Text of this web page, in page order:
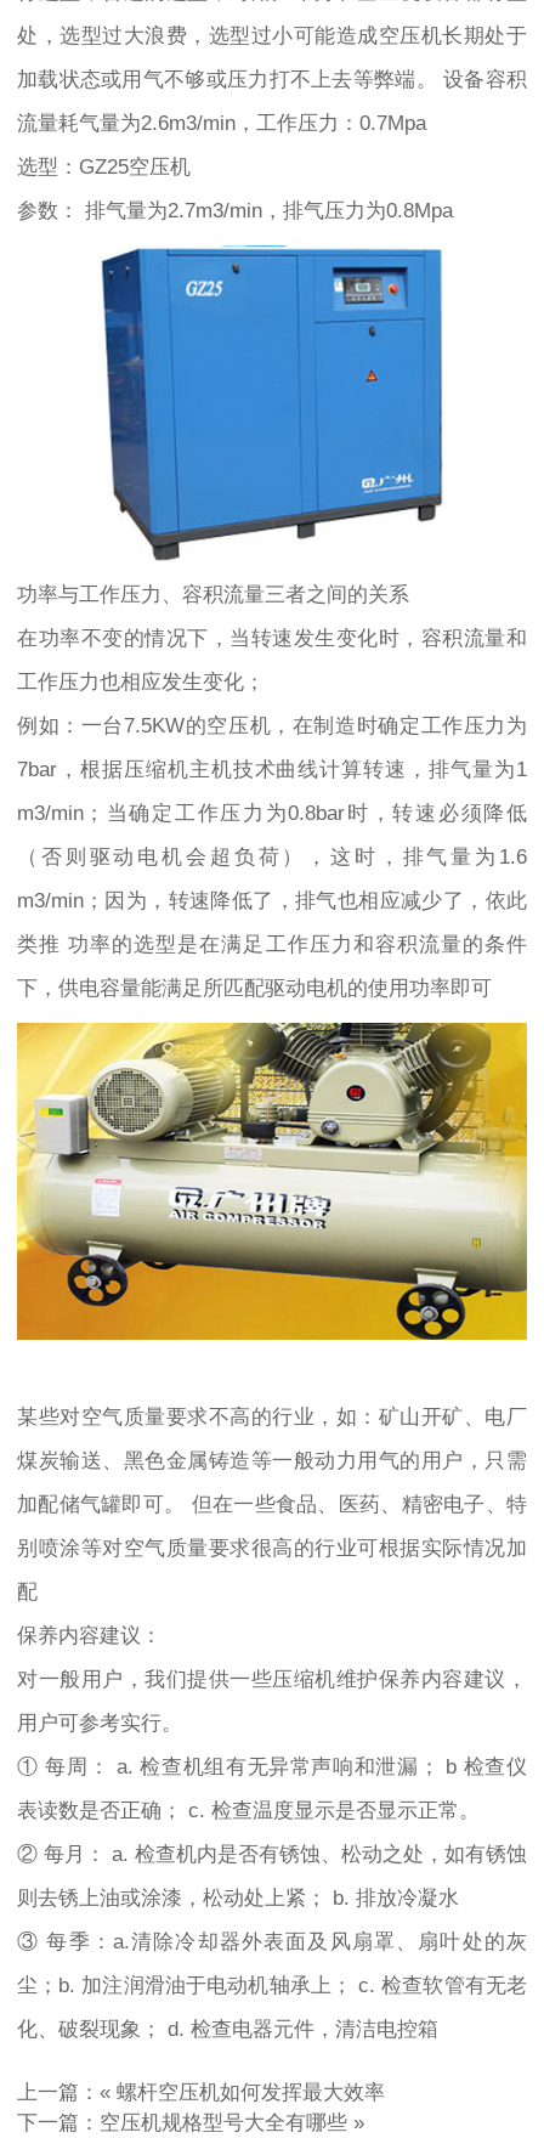
处，选型过大浪费，选型过小可能造成空压机长期处于
加载状态或用气不够或压力打不上去等弊端。 设备容积
流量耗气量为2.6m3/min，工作压力：0.7Mpa
选型：GZ25空压机
参数： 排气量为2.7m3/min，排气压力为0.8Mpa
功率与工作压力、容积流量三者之间的关系
在功率不变的情况下，当转速发生变化时，容积流量和
工作压力也相应发生变化；
例如：一台7.5KW的空压机，在制造时确定工作压力为
7bar，根据压缩机主机技术曲线计算转速，排气量为1
m3/min；当确定工作压力为0.8bar时，转速必须降低
（否则驱动电机会超负荷），这时，排气量为1.6
m3/min；因为，转速降低了，排气也相应减少了，依此
类推 功率的选型是在满足工作压力和容积流量的条件
下，供电容量能满足所匹配驱动电机的使用功率即可
某些对空气质量要求不高的行业，如：矿山开矿、电厂
煤炭输送、黑色金属铸造等一般动力用气的用户，只需
加配储气罐即可。 但在一些食品、医药、精密电子、特
别喷涂等对空气质量要求很高的行业可根据实际情况加
配
保养内容建议：
对一般用户，我们提供一些压缩机维护保养内容建议，
用户可参考实行。
① 每周： a. 检查机组有无异常声响和泄漏； b 检查仪
表读数是否正确； c. 检查温度显示是否显示正常。
② 每月： a. 检查机内是否有锈蚀、松动之处，如有锈蚀
则去锈上油或涂漆，松动处上紧； b. 排放冷凝水
③ 每季：a.清除冷却器外表面及风扇罩、扇叶处的灰
尘；b. 加注润滑油于电动机轴承上； c. 检查软管有无老
化、破裂现象； d. 检查电器元件，清洁电控箱
上一篇：« 螺杆空压机如何发挥最大效率
下一篇： 空压机规格型号大全有哪些 »